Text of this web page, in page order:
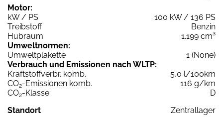
Motor:
kW / PS
100 kW / 136 PS
Treibstoff
Benzin
Hubraum
1.199 cm³
Umweltnormen:
Umweltplakette
1 (None)
Verbrauch und Emissionen nach WLTP:
Kraftstoffverbr. komb.
5,0 l/100km
CO2-Emissionen komb.
116 g/km
CO2-Klasse
D
Standort
Zentrallager